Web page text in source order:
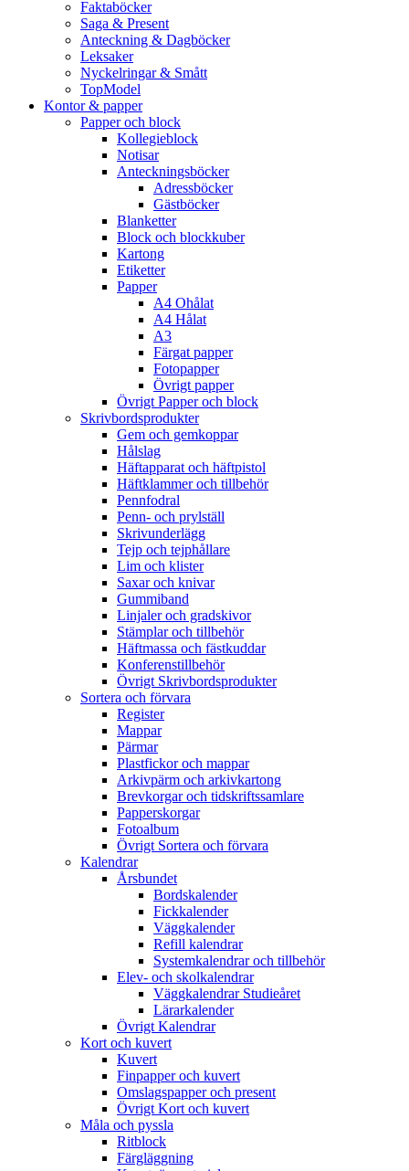
Faktaböcker
Saga & Present
Anteckning & Dagböcker
Leksaker
Nyckelringar & Smått
TopModel
Kontor & papper
Papper och block
Kollegieblock
Notisar
Anteckningsböcker
Adressböcker
Gästböcker
Blanketter
Block och blockkuber
Kartong
Etiketter
Papper
A4 Ohålat
A4 Hålat
A3
Färgat papper
Fotopapper
Övrigt papper
Övrigt Papper och block
Skrivbordsprodukter
Gem och gemkoppar
Hålslag
Häftapparat och häftpistol
Häftklammer och tillbehör
Pennfodral
Penn- och prylställ
Skrivunderlägg
Tejp och tejphållare
Lim och klister
Saxar och knivar
Gummiband
Linjaler och gradskivor
Stämplar och tillbehör
Häftmassa och fästkuddar
Konferenstillbehör
Övrigt Skrivbordsprodukter
Sortera och förvara
Register
Mappar
Pärmar
Plastfickor och mappar
Arkivpärm och arkivkartong
Brevkorgar och tidskriftssamlare
Papperskorgar
Fotoalbum
Övrigt Sortera och förvara
Kalendrar
Årsbundet
Bordskalender
Fickkalender
Väggkalender
Refill kalendrar
Systemkalendrar och tillbehör
Elev- och skolkalendrar
Väggkalendrar Studieåret
Lärarkalender
Övrigt Kalendrar
Kort och kuvert
Kuvert
Finpapper och kuvert
Omslagspapper och present
Övrigt Kort och kuvert
Måla och pyssla
Ritblock
Färgläggning